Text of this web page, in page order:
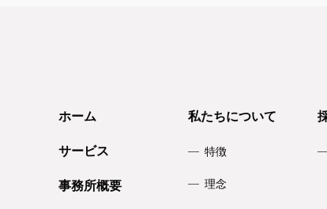
ホーム
サービス
事務所概要
私たちについて
特徴
理念